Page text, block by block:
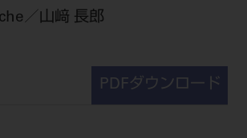
／山﨑 長郎
PDFダウンロード
製品サポート
するお問い合わせ
ビュー
案内
報